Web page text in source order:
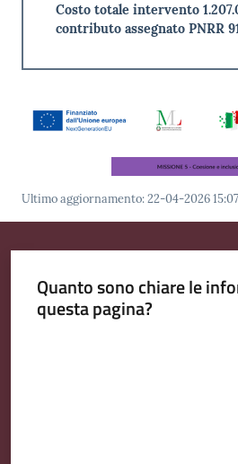
Costo totale intervento
contributo assegnato PNRR
Ultimo aggiornamento:22-04-2026 15:07
Quanto sono chiare le
questa pagina?